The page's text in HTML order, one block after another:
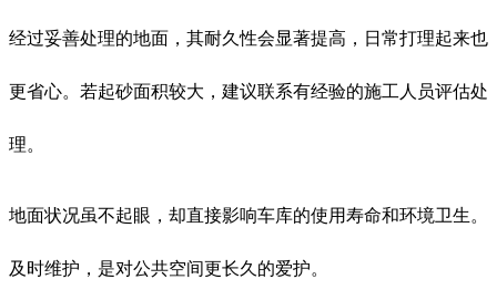
经过妥善处理的地面，其耐久性会显著提高，日常打理起来也
更省心。若起砂面积较大，建议联系有经验的施工人员评估处
理。
地面状况虽不起眼，却直接影响车库的使用寿命和环境卫生。
及时维护，是对公共空间更长久的爱护。